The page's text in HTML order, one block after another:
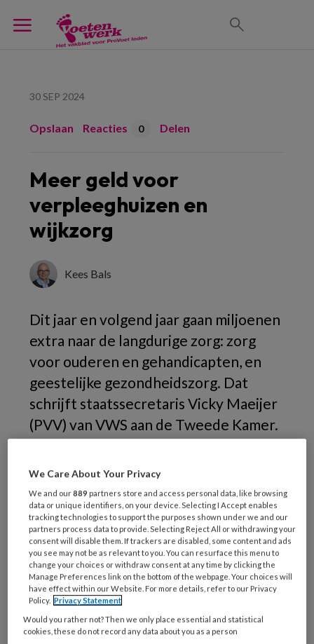
30 SEP 2024
Opslaan Reacties 0 Delen
Meer geld voor
verpleeghuizen en
wijkzorg
Kees Bals
Dit jaar en volgend jaar gaan miljoenen
extra naar de langdurige zorg: zorg
voor ouderen en gehandicapten, en
geestelijke gezondheidszorg. Dat
schrijft staatssecretaris Vicky Maeijer
(PVV) van VWS aan de Tweede Kamer.
Foto: Jan Willem Schouten
We Care About Your Privacy
We and our889 partners store and access personal data, like browsing
data or unique identifiers, on your device. Selecting I Accept enables
tracking technologies to support the purposes shown under we and our
partners process data to provide. Selecting Reject All or withdrawing your
consent will disable them. If trackers are disabled, some content and ads
you see may not be as relevant to you. You can resurface this menu to
change your choices or withdraw consent at any time by clicking the
Manage Preferences link on the bottom of the webpage. Your choices will
have effect within our Website. For more details, refer to our Privacy
Policy. Privacy Statement
Would you rather not? Then we only place essential and statistical
cookies, these do not record any data about you as a person